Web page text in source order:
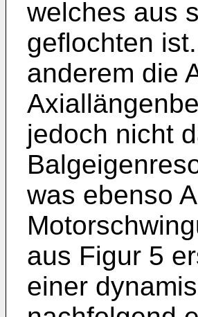
welches aus
geflochten
anderem die
jedoch nicht
was ebenso
aus Figur 5
einer